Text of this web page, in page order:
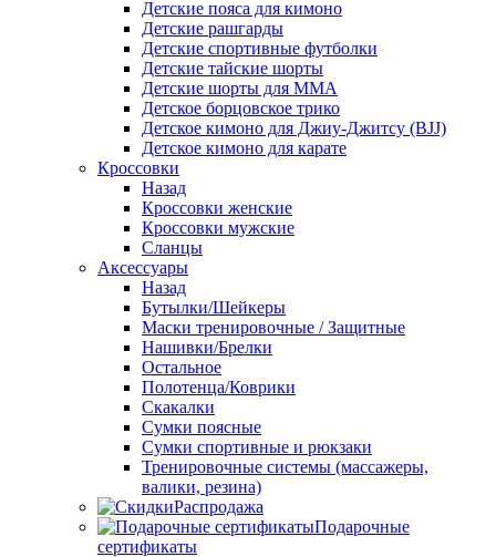
Детские пояса для кимоно
Детские рашгарды
Детские спортивные футболки
Детские тайские шорты
Детские шорты для ММА
Детское борцовское трико
Детское кимоно для Джиу-Джитсу (BJJ)
Детское кимоно для карате
Кроссовки
Назад
Кроссовки женские
Кроссовки мужские
Сланцы
Аксессуары
Назад
Бутылки/Шейкеры
Маски тренировочные / Защитные
Нашивки/Брелки
Остальное
Полотенца/Коврики
Скакалки
Сумки поясные
Сумки спортивные и рюкзаки
Тренировочные системы (массажеры,
валики, резина)
Распродажа
Подарочные
сертификаты